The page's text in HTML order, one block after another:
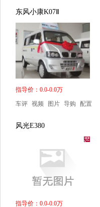
东风小康K07Ⅱ
指导价：0.0-0.0万
车评 视频 图片 导购 配置
风光E380
指导价：0.0-0.0万